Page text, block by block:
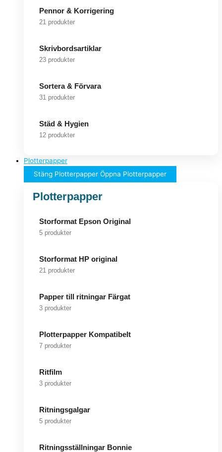
Pennor & Korrigering
21 produkter
Skrivbordsartiklar
23 produkter
Sortera & Förvara
31 produkter
Städ & Hygien
12 produkter
Plotterpapper
Stäng Plotterpapper Öppna Plotterpapper
Plotterpapper
Storformat Epson Original
5 produkter
Storformat HP original
21 produkter
Papper till ritningar Färgat
3 produkter
Plotterpapper Kompatibelt
7 produkter
Ritfilm
3 produkter
Ritningsgalgar
5 produkter
Ritningsställningar Bonnie